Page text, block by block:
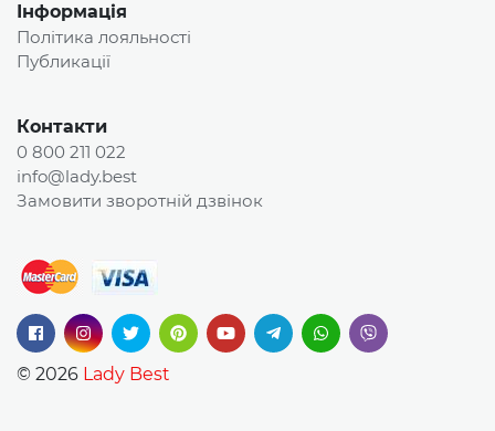
Інформація
Політика лояльності
Публикації
Контакти
0 800 211 022
info@lady.best
Замовити зворотній дзвінок
© 2026 Lady Best